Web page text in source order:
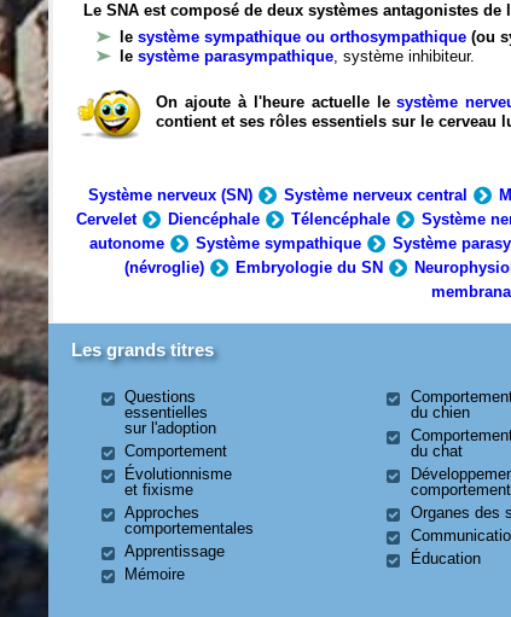
Le SNA est composé de deux systèmes antagonistes
lesystème sympathique ou orthosympathique (ou
lesystème parasympathique, système inhibiteur.
On ajoute à l'heure actuelle lesystème
contient et ses rôles essentiels sur le cerveau
Système nerveux (SN) Système nerveux central
Cervelet
Diencéphale Télencéphale Système
autonome
Système sympathique Système
(névroglie)
Embryologie du SN
Les grands titres
Questions
essentielles
sur l'adoption
Comportement
Évolutionnisme
et fixisme
Approches
comportementales
Apprentissage
Mémoire
du chien
du chat
Organes des
Éducation